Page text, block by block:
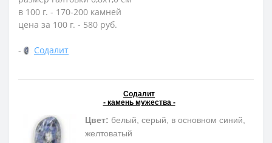
в 100 г. - 170-200 камней
цена за 100 г. - 580 руб.
- Содалит
Содалит
- камень мужества -
Цвет: белый, серый, в основном синий,
желтоватый